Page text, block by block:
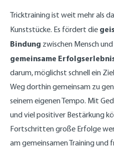
Tricktraining ist weit mehr als
Kunststücke. Es fördert die
Bindung zwischen Mensch
gemeinsame
darum, möglichst schnell ein
Weg dorthin gemeinsam zu
seinem eigenen Tempo. Mit
und viel positiver Bestärkung
Fortschritten große Erfolge
am gemeinsamen Training und